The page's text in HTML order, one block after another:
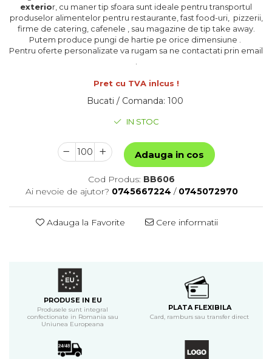
exterior, cu maner tip sfoara sunt ideale pentru transportul
produselor alimentelor pentru restaurante, fast food-uri, pizzerii,
firme de catering, cafenele , sau magazine de tip take away.
Putem produce pungi de hartie pe orice dimensiune .
Pentru oferte personalizate va rugam sa ne contactati prin email
.
Pret cu TVA inlcus !
Bucati / Comanda: 100
IN STOC
Adauga in cos
Cod Produs: BB606
Ai nevoie de ajutor? 0745667224 / 0745072970
Adauga la Favorite Cere informatii
PRODUSE IN EU
Produsele sunt integral
confectionate in Romania sau
Uniunea Europeana
PLATA FLEXIBILA
Card, ramburs sau transfer direct